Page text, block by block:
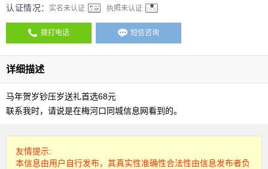
认证情况：
实名未认证 执照未认证
拨打电话 短信咨询
详细描述
马年贺岁钞压岁送礼首选68元
联系我时，请说是在梅河口同城信息网看到的。
友情提示:
本信息由用户自行发布，其真实性准确性合法性由信息发布者负